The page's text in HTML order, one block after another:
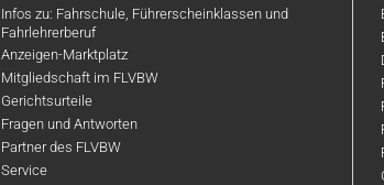
Infos zu: Fahrschule, Führerscheinklassen und
Fahrlehrerberuf
Anzeigen-Marktplatz
Mitgliedschaft im FLVBW
Gerichtsurteile
Fragen und Antworten
Partner des FLVBW
Service